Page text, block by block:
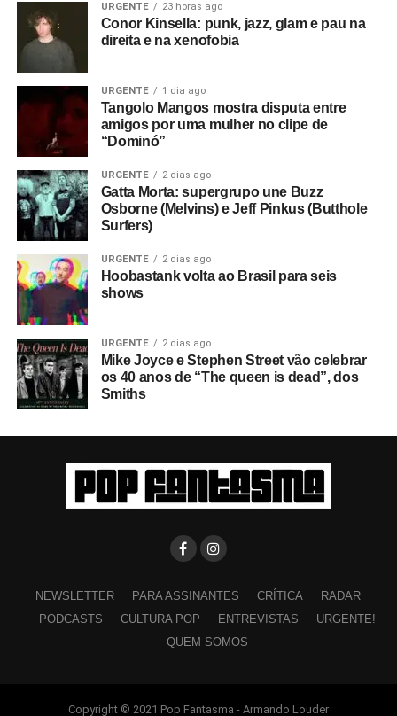
URGENTE 23 horas ago
Conor Kinsella: punk, jazz, glam e pau na
direita e na xenofobia
URGENTE 1 dia ago
Tangolo Mangos mostra disputa entre
amigos por uma mulher no clipe de
“Dominó”
URGENTE 2 dias ago
Gatta Morta: supergrupo une Buzz
Osborne (Melvins) e Jeff Pinkus (Butthole
Surfers)
URGENTE 2 dias ago
Hoobastank volta ao Brasil para seis
shows
URGENTE 2 dias ago
Mike Joyce e Stephen Street vão celebrar
os 40 anos de “The queen is dead”, dos
Smiths
NEWSLETTER PARA ASSINANTES CRÍTICA
RADAR
PODCASTS
CULTURA POP ENTREVISTAS
URGENTE!
QUEM SOMOS
Copyright © 2021 Pop Fantasma - Armando Louder